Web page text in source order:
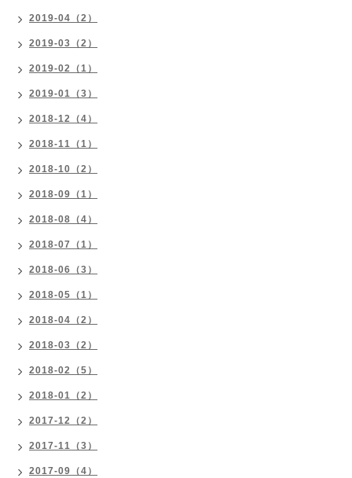
2019-04（2）
2019-03（2）
2019-02（1）
2019-01（3）
2018-12（4）
2018-11（1）
2018-10（2）
2018-09（1）
2018-08（4）
2018-07（1）
2018-06（3）
2018-05（1）
2018-04（2）
2018-03（2）
2018-02（5）
2018-01（2）
2017-12（2）
2017-11（3）
2017-09（4）